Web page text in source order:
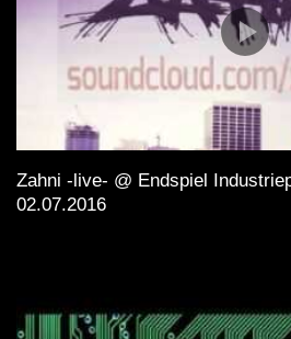
Zahni -live- @ Endspiel
02.07.2016